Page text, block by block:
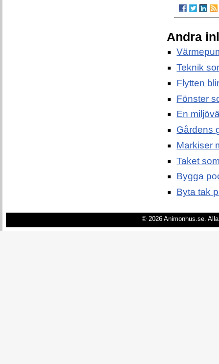
Andra
Teknik
Flytten
Fönster
En
Gårdens
Markiser
Taket
Bygga
Byta tak
© 2026 Animonhus.se.